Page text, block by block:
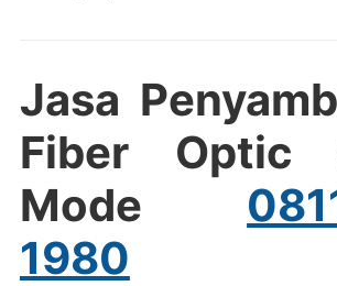
Jasa
Fiber Optic
Mode
1980